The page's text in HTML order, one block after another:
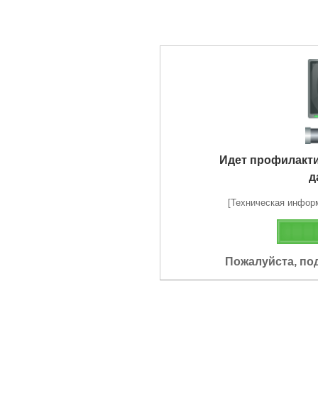
Идет
[Техническая
Пожалуйста,